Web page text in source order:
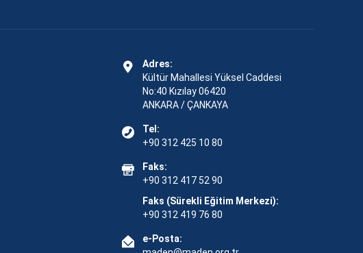
Adres:
Kültür Mahallesi Yüksel Caddesi
No:40 Kızılay 06420
ANKARA / ÇANKAYA
Tel:
+90 312 425 10 80
Faks:
+90 312 417 52 90
Faks (Sürekli Eğitim Merkezi):
+90 312 419 76 80
e-Posta: